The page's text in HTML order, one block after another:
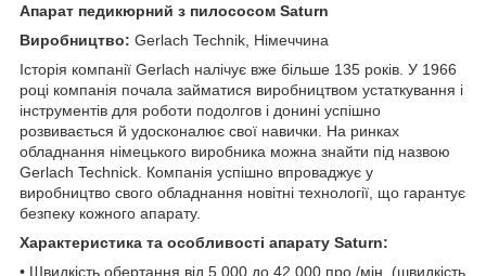
Апарат педикюрний з пилососом Saturn
Виробництво: Gerlach Technik, Німеччина
Історія компанії Gerlach налічує вже більше 135 років. У 1966
році компанія почала займатися виробництвом устаткування і
інструментів для роботи подолгов і донині успішно
розвивається й удосконалює свої навички. На ринках
обладнання німецького виробника можна знайти під назвою
Gerlach Technick. Компанія успішно впроваджує у
виробництво свого обладнання новітні технології, що гарантує
безпеку кожного апарату.
Характеристика та особливості апарату Saturn:
• Швидкість обертання від 5 000 до 42 000 про./мін. (швидкість